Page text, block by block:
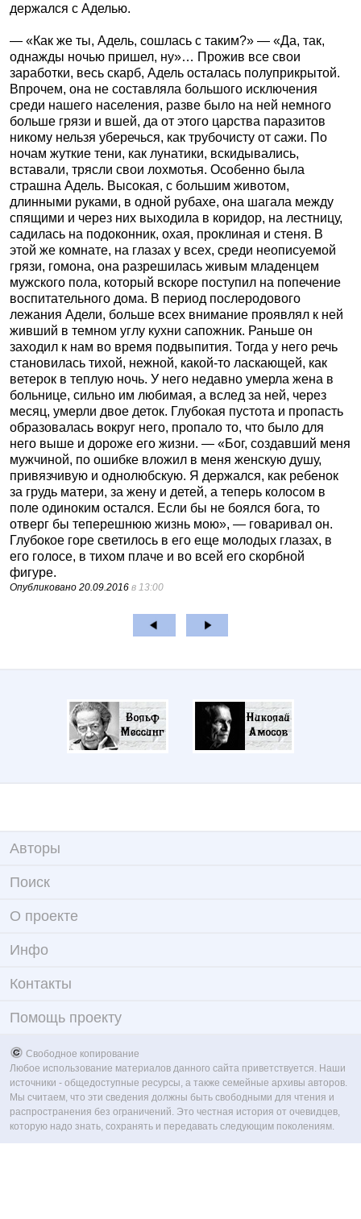
держался с Аделью.
— «Как же ты, Адель, сошлась с таким?» — «Да, так,
однажды ночью пришел, ну»… Прожив все свои
заработки, весь скарб, Адель осталась полуприкрытой.
Впрочем, она не составляла большого исключения
среди нашего населения, разве было на ней немного
больше грязи и вшей, да от этого царства паразитов
никому нельзя уберечься, как трубочисту от сажи. По
ночам жуткие тени, как лунатики, вскидывались,
вставали, трясли свои лохмотья. Особенно была
страшна Адель. Высокая, с большим животом,
длинными руками, в одной рубахе, она шагала между
спящими и через них выходила в коридор, на лестницу,
садилась на подоконник, охая, проклиная и стеня. В
этой же комнате, на глазах у всех, среди неописуемой
грязи, гомона, она разрешилась живым младенцем
мужского пола, который вскоре поступил на попечение
воспитательного дома. В период послеродового
лежания Адели, больше всех внимание проявлял к ней
живший в темном углу кухни сапожник. Раньше он
заходил к нам во время подвыпития. Тогда у него речь
становилась тихой, нежной, какой-то ласкающей, как
ветерок в теплую ночь. У него недавно умерла жена в
больнице, сильно им любимая, а вслед за ней, через
месяц, умерли двое деток. Глубокая пустота и пропасть
образовалась вокруг него, пропало то, что было для
него выше и дороже его жизни. — «Бог, создавший меня
мужчиной, по ошибке вложил в меня женскую душу,
привязчивую и однолюбскую. Я держался, как ребенок
за грудь матери, за жену и детей, а теперь колосом в
поле одиноким остался. Если бы не боялся бога, то
отверг бы теперешнюю жизнь мою», — говаривал он.
Глубокое горе светилось в его еще молодых глазах, в
его голосе, в тихом плаче и во всей его скорбной
фигуре.
Опубликовано 20.09.2016 в 13:00
Авторы
Поиск
О проекте
Инфо
Контакты
Помощь проекту
Свободное копирование
Любое использование материалов данного сайта приветствуется. Наши
источники - общедоступные ресурсы, а также семейные архивы авторов.
Мы считаем, что эти сведения должны быть свободными для чтения и
распространения без ограничений. Это честная история от очевидцев,
которую надо знать, сохранять и передавать следующим поколениям.